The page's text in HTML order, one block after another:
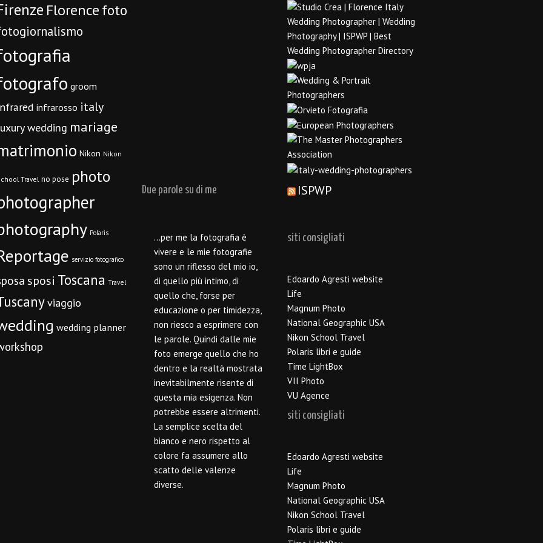
Florencefoto
groom
infrarosso italy
wedding mariage
Nikon Nikon
Travel no pose photo
Polaris
servizio fotografico
sposi Toscana Travel
viaggio
wedding planner
Due parole su di me
…per me la fotografia è
vivere e le mie fotografie
sono un riflesso del mio io,
di quello più intimo, di
quello che, forse per
educazione o per timidezza,
non riesco a esprimere con
le parole. Quindi dalle mie
foto emerge quello che ho
dentro e la realtà mostrata
inevitabilmente risente di
questa mia esigenza. Non
potrebbe essere altrimenti.
La semplice scelta del
bianco e nero rispetto al
colore fa assumere allo
scatto delle valenze
diverse.
ISPWP
siti consigliati
Edoardo Agresti website
Life
Magnum Photo
National Geographic USA
Nikon School Travel
Polaris libri e guide
Time LightBox
VII Photo
VU Agence
siti consigliati
Edoardo Agresti website
Life
Magnum Photo
National Geographic USA
Nikon School Travel
Polaris libri e guide